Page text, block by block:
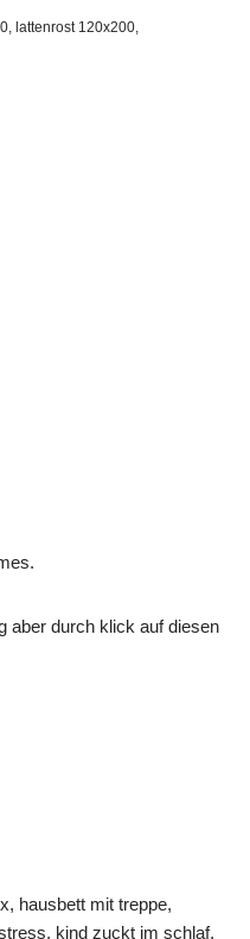
, lattenrost 120x200,
aber durch klick auf diesen
hausbett mit treppe,
kind zuckt im schlaf,